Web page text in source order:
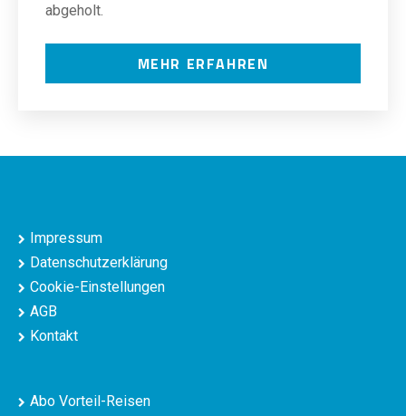
abgeholt.
MEHR ERFAHREN
Impressum
Datenschutzerklärung
Cookie-Einstellungen
AGB
Kontakt
Abo Vorteil-Reisen